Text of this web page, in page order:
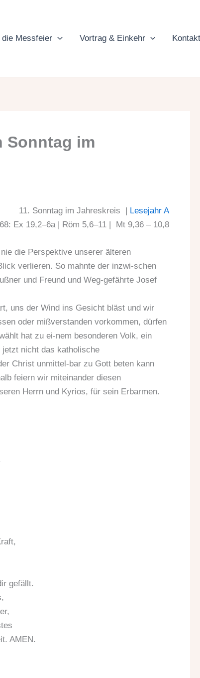
Messfeier Vortrag & Einkehr Kontakt
Sonntag im
11. Sonntag im Jahreskreis | Lesejahr A
Ex 19,2–6a | Röm 5,6–11 | Mt 9,36 – 10,8
die Perspektive unserer älteren
verlieren. So mahnte der inzwi-schen
und Freund und Weg-gefährte Josef
uns der Wind ins Gesicht bläst und wir
oder mißverstanden vorkommen, dürfen
hat zu ei-nem besonderen Volk, ein
nicht das katholische
Christ unmittel-bar zu Gott beten kann
feiern wir miteinander diesen
Herrn und Kyrios, für sein Erbarmen.
gefällt.
AMEN.